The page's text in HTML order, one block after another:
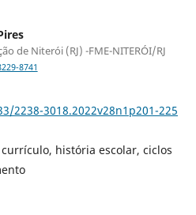
de Niterói (RJ) -FME-NITERÓI/RJ
8741
2238-3018.2022v28n1p201-225
história escolar, ciclos